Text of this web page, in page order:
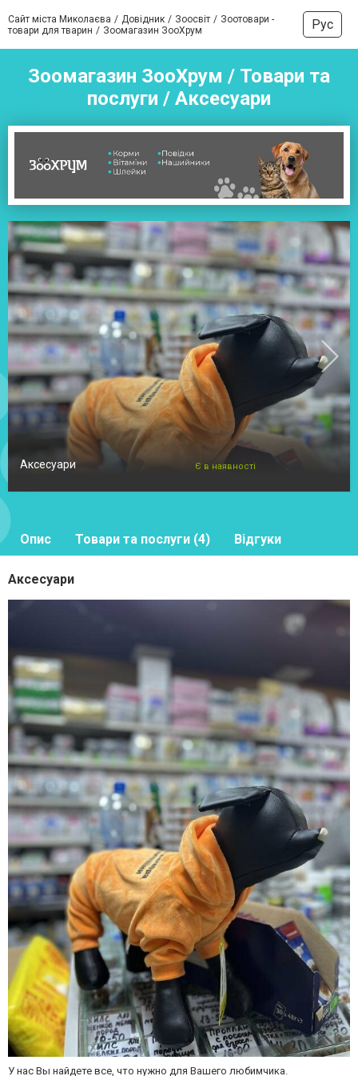
Сайт міста Миколаєва Довідник Зоосвіт
Зоотовари -
товари для тварин
Зоомагазин ЗооХрум Рус
Зоомагазин ЗооХрум / Товари та
послуги / Аксесуари
Аксесуари Є в наявності
Опис Товари та послуги (4) Відгуки
Аксесуари
У нас Вы найдете все, что нужно для Вашего любимчика.